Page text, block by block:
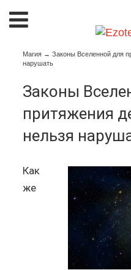
Магия →Законы Вселенной для
нарушать
Законы
притяжения
нельзя
Как
же